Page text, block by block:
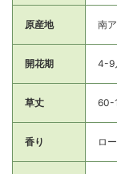
原産地 南
開花期 4-9
草丈 60-
香り ロ